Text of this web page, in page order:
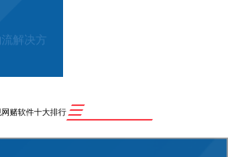
解决方
网赌软件十大排行